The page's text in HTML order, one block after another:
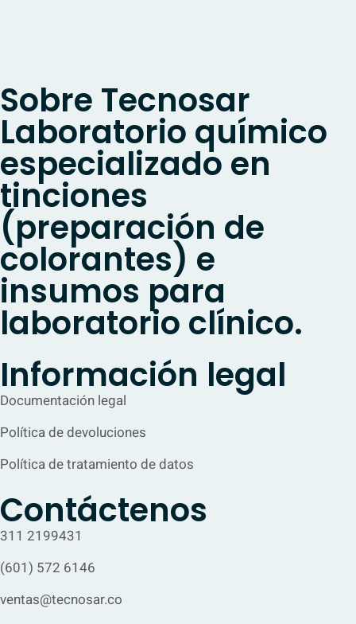
Sobre Tecnosar
Laboratorio químico
especializado en
tinciones
(preparación de
colorantes) e
insumos para
laboratorio clínico.
Información legal
Documentación legal
Política de devoluciones
Política de tratamiento de datos
Contáctenos
311 2199431
(601) 572 6146
ventas@tecnosar.co